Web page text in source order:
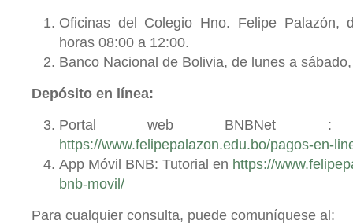
Oficinas del Colegio Hno. Felipe Palazón,
horas 08:00 a 12:00.
Banco Nacional de Bolivia, de lunes a
Depósito en línea:
Portal web BNBNet :
https://www.felipepalazon.edu.bo/pagos-en-
App Móvil BNB: Tutorial en https://
bnb-movil/
Para cualquier consulta, puede comuníquese al: